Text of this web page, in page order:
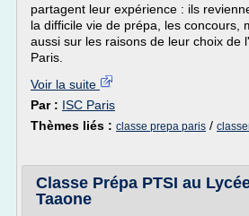
partagent leur expérience : ils
la difficile vie de prépa, les concours,
aussi sur les raisons de leur choix de
Paris.
Voir la suite
Par : ISC Paris
Thèmes liés : classe prepa paris /
Classe Prépa PTSI au
Taaone